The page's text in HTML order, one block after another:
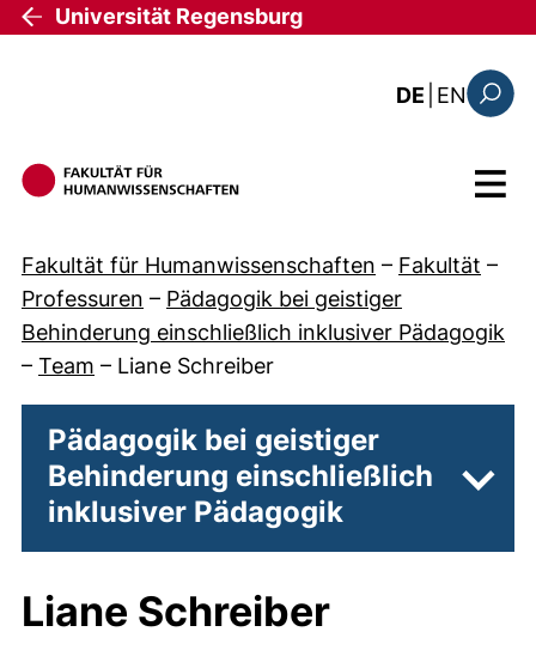
Direkt zum Inhalt
Universität Regensburg
DE EN: this
Menü
Fakultät für Humanwissenschaften – Fakultät –
Professuren – Pädagogik bei geistiger
Behinderung einschließlich inklusiver Pädagogik
– Team – Liane Schreiber
Pädagogik bei geistiger
Behinderung einschließlich
inklusiver Pädagogik
Liane Schreiber